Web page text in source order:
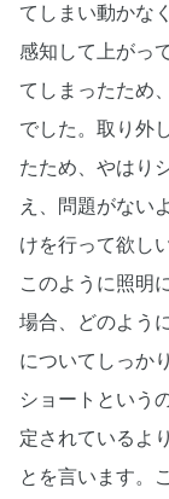
てしまい動かな
感知して上がっ
てしまったため
でした。取り外
たため、やはり
え、問題がない
けを行って欲し
このように照明
場合、どのよう
についてしっか
ショートという
定されているよ
とを言います。